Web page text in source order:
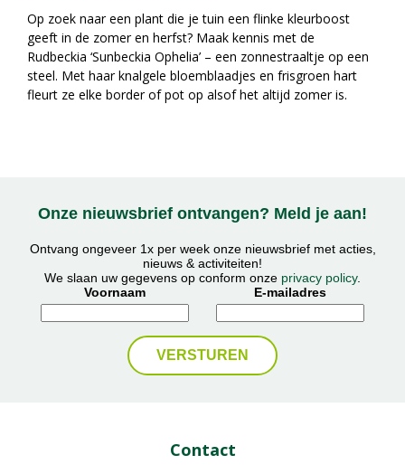
Op zoek naar een plant die je tuin een flinke kleurboost
geeft in de zomer en herfst? Maak kennis met de
Rudbeckia ‘Sunbeckia Ophelia’ – een zonnestraaltje op een
steel. Met haar knalgele bloemblaadjes en frisgroen hart
fleurt ze elke border of pot op alsof het altijd zomer is.
Onze nieuwsbrief ontvangen? Meld je aan!
Ontvang ongeveer 1x per week onze nieuwsbrief met acties,
nieuws & activiteiten!
We slaan uw gegevens op conform onze privacy policy.
Voornaam
E-mailadres
Contact